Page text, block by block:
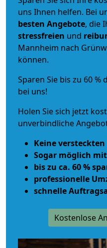
uns Ihnen helfen. Bei
besten Angebote, die
stressfreien und
Mannheim nach
können.
Sparen Sie bis zu 60
bei uns!
Holen Sie sich jetzt
unverbindliche
Keine versteckten
Sogar möglich
bis zu ca. 60 %
professionelle
schnelle
Kostenlose